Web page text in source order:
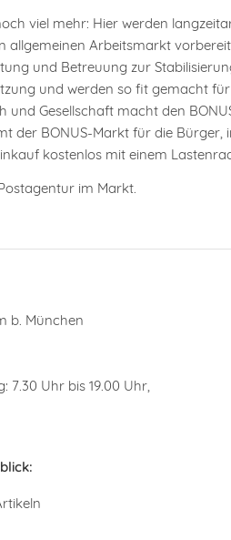
viel mehr: Hier werden
Arbeitsmarkt
und Betreuung zur
und werden so fit gemacht
Gesellschaft macht den
der BONUS-Markt für die
kostenlos mit einem
im Markt.
b. München
7.30 Uhr bis 19.00 Uhr,